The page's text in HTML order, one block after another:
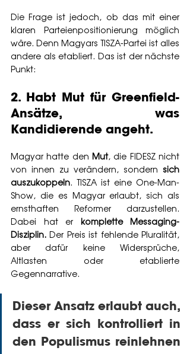
Die Frage ist jedoch, ob das mit einer
klaren Parteienpositionierung möglich
wäre. Denn Magyars TISZA-Partei ist alles
andere als etabliert. Das ist der nächste
Punkt:
2. Habt Mut für Greenfield-
Ansätze, was
Kandidierende angeht.
Magyar hatte den Mut, die FIDESZ nicht
von innen zu verändern, sondern sich
auszukoppeln. TISZA ist eine One-Man-
Show, die es Magyar erlaubt, sich als
ernsthaften Reformer darzustellen.
Dabei hat er komplette Messaging-
Disziplin. Der Preis ist fehlende Pluralität,
aber dafür keine Widersprüche,
Altlasten oder etablierte
Gegennarrative.
Dieser Ansatz erlaubt auch,
dass er sich kontrolliert in
den Populismus reinlehnen